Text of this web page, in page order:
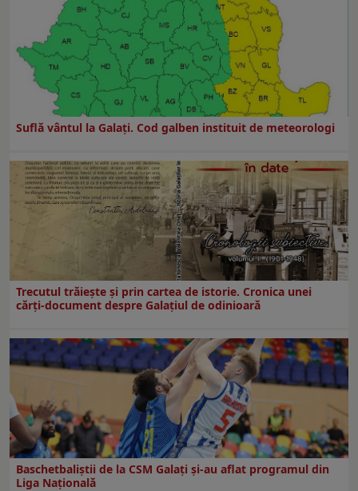
Suflă vântul la Galaţi. Cod galben instituit de meteorologi
Trecutul trăiește și prin cartea de istorie. Cronica unei
cărți-document despre Galațiul de odinioară
Baschetbaliștii de la CSM Galați și-au aflat programul din
Liga Națională